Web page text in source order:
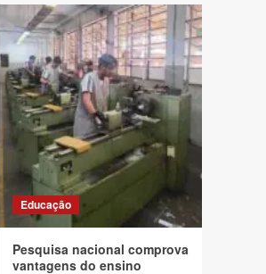
Educação
Pesquisa nacional comprova
vantagens do ensino